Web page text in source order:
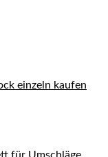
einzeln kaufen